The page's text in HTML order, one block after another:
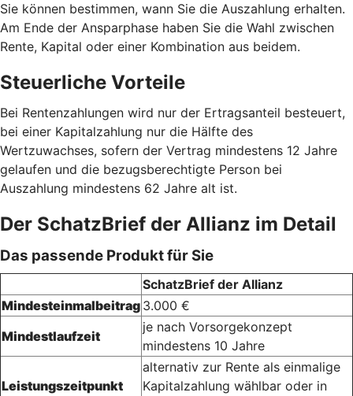
Sie können bestimmen, wann Sie die Auszahlung erhalten.
Am Ende der Ansparphase haben Sie die Wahl zwischen
Rente, Kapital oder einer Kombination aus beidem.
Steuerliche Vorteile
Bei Rentenzahlungen wird nur der Ertragsanteil besteuert,
bei einer Kapitalzahlung nur die Hälfte des
Wertzuwachses, sofern der Vertrag mindestens 12 Jahre
gelaufen und die bezugsberechtigte Person bei
Auszahlung mindestens 62 Jahre alt ist.
Der SchatzBrief der Allianz im Detail
Das passende Produkt für Sie
SchatzBrief der Allianz
Mindesteinmalbeitrag 3.000 €
Mindestlaufzeit
je nach Vorsorgekonzept
mindestens 10 Jahre
Leistungszeitpunkt
alternativ zur Rente als einmalige
Kapitalzahlung wählbar oder in